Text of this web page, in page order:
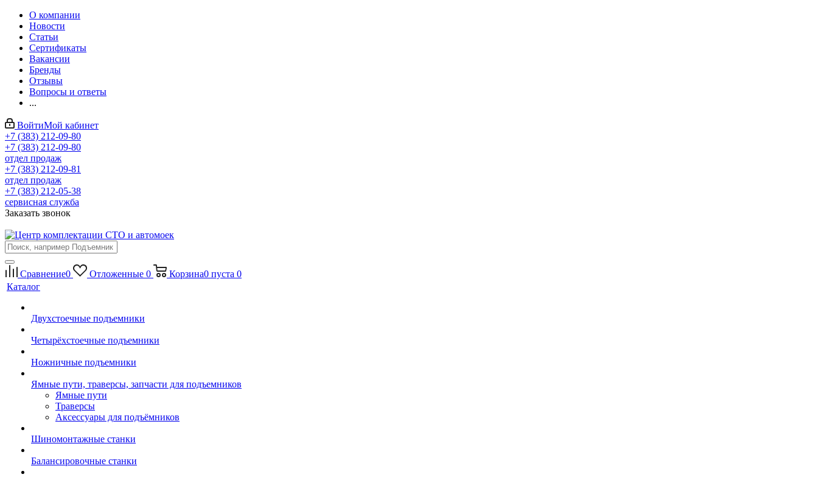
О компании
Новости
Статьи
Сертификаты
Вакансии
Бренды
Отзывы
Вопросы и ответы
...
ВойтиМой кабинет
+7 (383) 212-09-80
+7 (383) 212-09-80
отдел продаж
+7 (383) 212-09-81
отдел продаж
+7 (383) 212-05-38
сервисная служба
Заказать звонок
Сравнение0 Отложенные 0 Корзина0 пуста 0
Каталог
Двухстоечные подъемники
Четырёхстоечные подъемники
Ножничные подъемники
Ямные пути, траверсы, запчасти для подъемников
Ямные пути
Траверсы
Аксессуары для подъёмников
Шиномонтажные станки
Балансировочные станки